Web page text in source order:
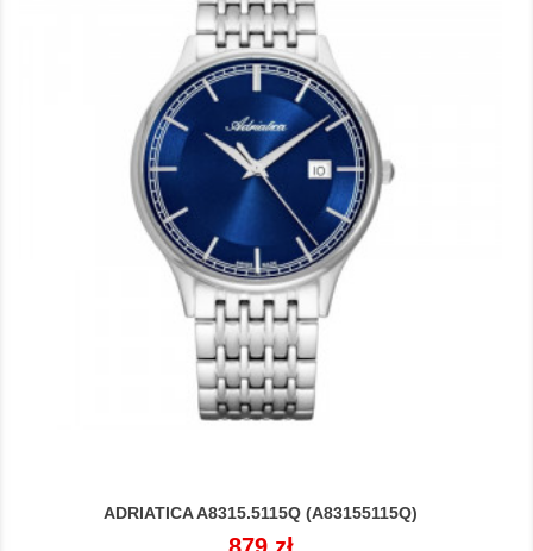
ADRIATICA A8315.5115Q (A83155115Q)
Cena